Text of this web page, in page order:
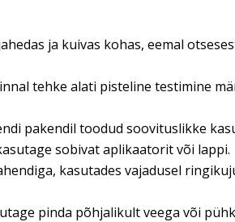
ja kuivas kohas, eemal
tehke alati pisteline testimine
pakendil toodud soovituslikke
sobivat aplikaatorit või lappi.
kasutades vajadusel
pinda põhjalikult veega või